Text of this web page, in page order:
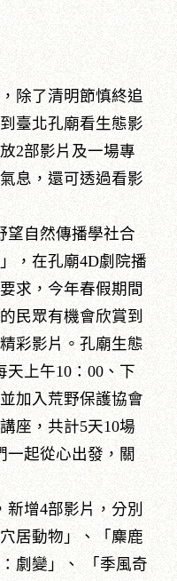
除了清明節慎終追
臺北孔廟看生態影
2部影片及一場專
息，還可透過看影
望自然傳播學社合
，在孔廟4D劇院播
求，今年春假期間
民眾有機會欣賞到
彩影片。孔廟生態
天上午10：00、下
加入荒野保護協會
座，共計5天10場
一起從心出發，關
增4部影片，分別
居動物」、「麋鹿
劇變」、 「季風奇